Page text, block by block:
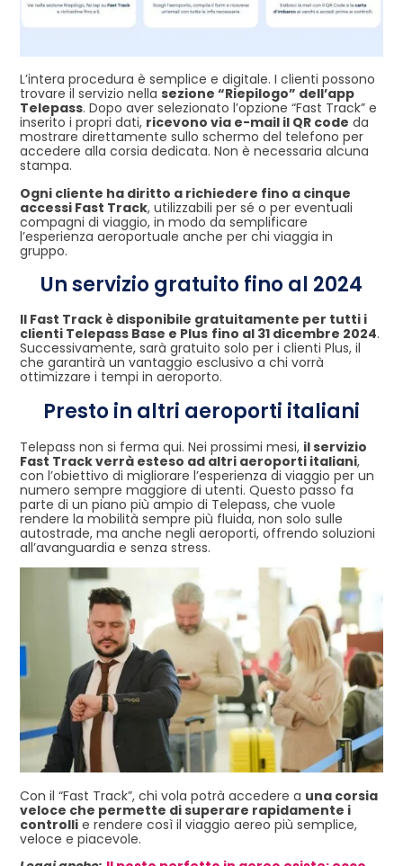
L’intera procedura è semplice e digitale. I clienti possono
trovare il servizio nella sezione “Riepilogo” dell’app
Telepass. Dopo aver selezionato l’opzione “Fast Track” e
inserito i propri dati, ricevono via e-mail il QR code da
mostrare direttamente sullo schermo del telefono per
accedere alla corsia dedicata. Non è necessaria alcuna
stampa.
Ogni cliente ha diritto a richiedere fino a cinque
accessi Fast Track, utilizzabili per sé o per eventuali
compagni di viaggio, in modo da semplificare
l’esperienza aeroportuale anche per chi viaggia in
gruppo.
Un servizio gratuito fino al 2024
Il Fast Track è disponibile gratuitamente per tutti i
clienti Telepass Base e Plus fino al 31 dicembre 2024.
Successivamente, sarà gratuito solo per i clienti Plus, il
che garantirà un vantaggio esclusivo a chi vorrà
ottimizzare i tempi in aeroporto.
Presto in altri aeroporti italiani
Telepass non si ferma qui. Nei prossimi mesi, il servizio
Fast Track verrà esteso ad altri aeroporti italiani,
con l’obiettivo di migliorare l’esperienza di viaggio per un
numero sempre maggiore di utenti. Questo passo fa
parte di un piano più ampio di Telepass, che vuole
rendere la mobilità sempre più fluida, non solo sulle
autostrade, ma anche negli aeroporti, offrendo soluzioni
all’avanguardia e senza stress.
Con il “Fast Track”, chi vola potrà accedere a una corsia
veloce che permette di superare rapidamente i
controlli e rendere così il viaggio aereo più semplice,
veloce e piacevole.